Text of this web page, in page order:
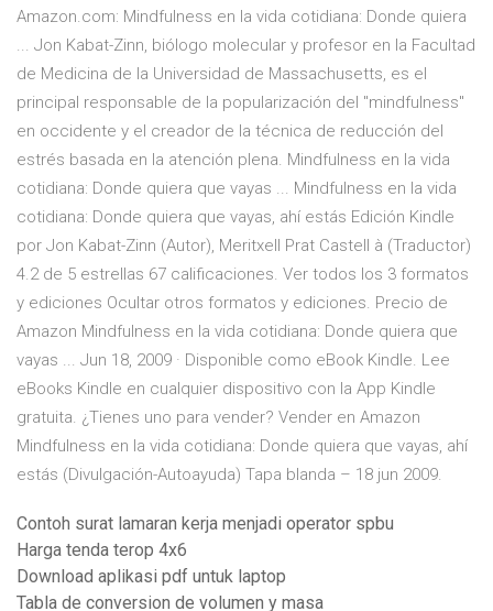
Amazon.com: Mindfulness en la vida cotidiana: Donde quiera
... Jon Kabat-Zinn, biólogo molecular y profesor en la Facultad
de Medicina de la Universidad de Massachusetts, es el
principal responsable de la popularización del "mindfulness"
en occidente y el creador de la técnica de reducción del
estrés basada en la atención plena. Mindfulness en la vida
cotidiana: Donde quiera que vayas ... Mindfulness en la vida
cotidiana: Donde quiera que vayas, ahí estás Edición Kindle
por Jon Kabat-Zinn (Autor), Meritxell Prat Castell à (Traductor)
4.2 de 5 estrellas 67 calificaciones. Ver todos los 3 formatos
y ediciones Ocultar otros formatos y ediciones. Precio de
Amazon Mindfulness en la vida cotidiana: Donde quiera que
vayas ... Jun 18, 2009 · Disponible como eBook Kindle. Lee
eBooks Kindle en cualquier dispositivo con la App Kindle
gratuita. ¿Tienes uno para vender? Vender en Amazon
Mindfulness en la vida cotidiana: Donde quiera que vayas, ahí
estás (Divulgación-Autoayuda) Tapa blanda – 18 jun 2009.
Contoh surat lamaran kerja menjadi operator spbu
Harga tenda terop 4x6
Download aplikasi pdf untuk laptop
Tabla de conversion de volumen y masa